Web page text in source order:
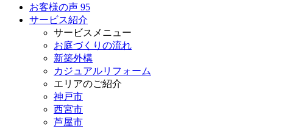
お客様の声 95
サービス紹介
サービスメニュー
お庭づくりの流れ
新築外構
カジュアルリフォーム
エリアのご紹介
神戸市
西宮市
芦屋市